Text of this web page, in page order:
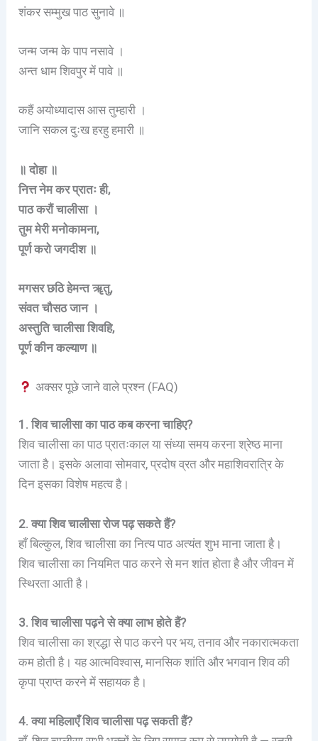
शंकर सम्मुख पाठ सुनावे ॥
जन्म जन्म के पाप नसावे ।
अन्त धाम शिवपुर में पावे ॥
कहैं अयोध्यादास आस तुम्हारी ।
जानि सकल दुःख हरहु हमारी ॥
॥ दोहा ॥
नित्त नेम कर प्रातः ही,
पाठ करौं चालीसा ।
तुम मेरी मनोकामना,
पूर्ण करो जगदीश ॥
मगसर छठि हेमन्त ॠतु,
संवत चौसठ जान ।
अस्तुति चालीसा शिवहि,
पूर्ण कीन कल्याण ॥
अक्सर पूछे जाने वाले प्रश्न (FAQ)
1. शिव चालीसा का पाठ कब करना चाहिए?
शिव चालीसा का पाठ प्रातःकाल या संध्या समय करना श्रेष्ठ माना
जाता है। इसके अलावा सोमवार, प्रदोष व्रत और महाशिवरात्रि के
दिन इसका विशेष महत्व है।
2. क्या शिव चालीसा रोज पढ़ सकते हैं?
हाँ बिल्कुल, शिव चालीसा का नित्य पाठ अत्यंत शुभ माना जाता है।
शिव चालीसा का नियमित पाठ करने से मन शांत होता है और जीवन में
स्थिरता आती है।
3. शिव चालीसा पढ़ने से क्या लाभ होते हैं?
शिव चालीसा का श्रद्धा से पाठ करने पर भय, तनाव और नकारात्मकता
कम होती है। यह आत्मविश्वास, मानसिक शांति और भगवान शिव की
कृपा प्राप्त करने में सहायक है।
4. क्या महिलाएँ शिव चालीसा पढ़ सकती हैं?